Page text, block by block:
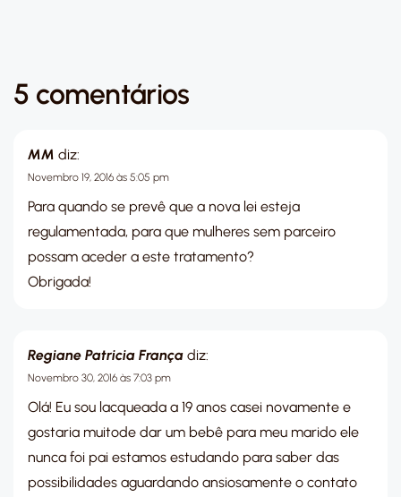
5 comentários
MM diz:
Novembro 19, 2016 às 5:05 pm
Para quando se prevê que a nova lei esteja
regulamentada, para que mulheres sem parceiro
possam aceder a este tratamento?
Obrigada!
Regiane Patricia França diz:
Novembro 30, 2016 às 7:03 pm
Olá! Eu sou lacqueada a 19 anos casei novamente e
gostaria muitode dar um bebê para meu marido ele
nunca foi pai estamos estudando para saber das
possibilidades aguardando ansiosamente o contato